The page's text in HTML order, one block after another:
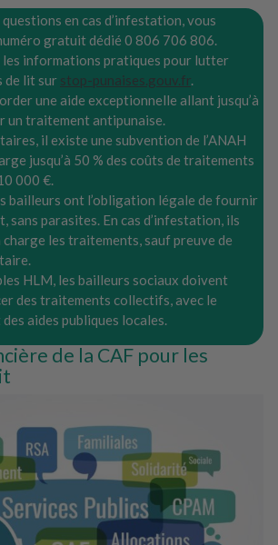
en cas d’infestation, vous
gratuit dédié 0 806 706 806.
informations pratiques pour lutter
de lit sur stop-punaises.gouv.fr.
une aide exceptionnelle allant jusqu’à
un traitement antipunaise.
il existe une subvention de l’ANAH
jusqu’à 50 % des coûts de traitements
000 €.
bailleurs ont l’obligation légale de fournir
sans parasites. En cas d’infestation, ils
les traitements, sauf preuve de
HLM, les bailleurs sociaux doivent
des traitements collectifs, avec le
aides publiques locales.
de la CAF pour les